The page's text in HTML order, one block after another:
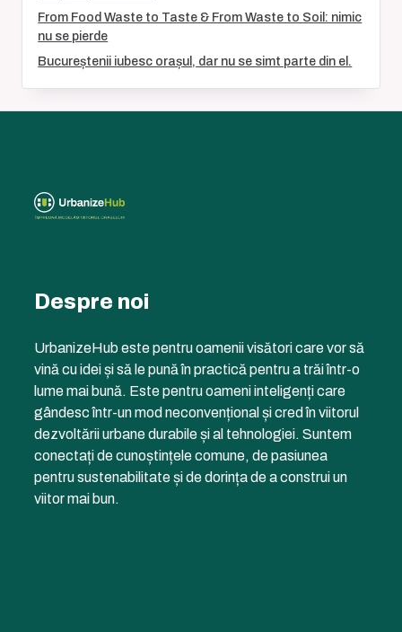
From Food Waste to Taste & From Waste to Soil: nimic
nu se pierde
Bucureștenii iubesc orașul, dar nu se simt parte din el.
Despre noi
UrbanizeHub este pentru oamenii visători care vor să
vină cu idei și să le pună în practică pentru a trăi într-o
lume mai bună. Este pentru oameni inteligenți care
gândesc într-un mod neconvențional și cred în viitorul
dezvoltării urbane durabile și al tehnologiei. Suntem
conectați de cunoștințele comune, de pasiunea
pentru sustenabilitate și de dorința de a construi un
viitor mai bun.